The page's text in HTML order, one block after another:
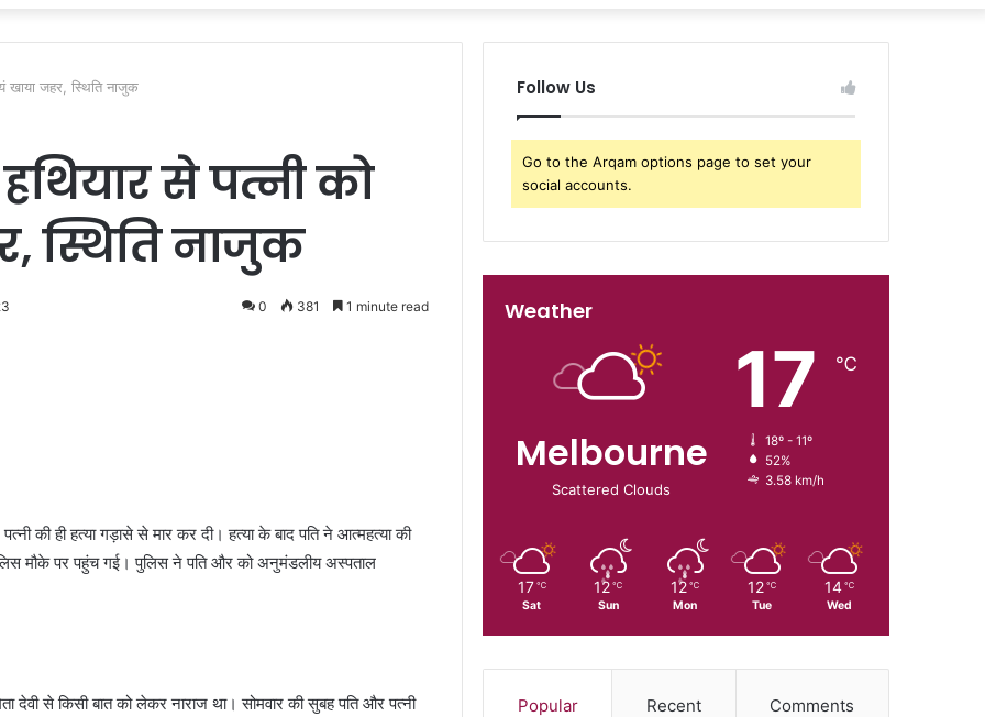
खाया जहर, स्थिति नाजुक
से पत्नी को
स्थिति नाजुक
0 381 1 minute read
की ही हत्या गड़ासे से मार कर दी। हत्या के बाद पति ने आत्महत्या की
मौके पर पहुंच गई। पुलिस ने पति और को अनुमंडलीय अस्पताल
देवी से किसी बात को लेकर नाराज था। सोमवार की सुबह पति और पत्नी
Follow Us
Go to the Arqam options page to set your
social accounts.
Weather
Melbourne
Scattered Clouds
17 ℃
18º - 11º
52%
3.58 km/h
17 ℃
Sat
12 ℃
Sun
12 ℃
Mon
12 ℃
Tue
14 ℃
Wed
Popular Recent Comments